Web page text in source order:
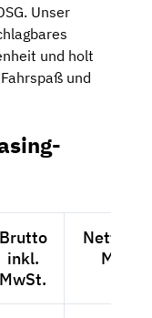
Unser
und holt
und
Brutto
inkl.
MwSt.
Netto
MwSt.